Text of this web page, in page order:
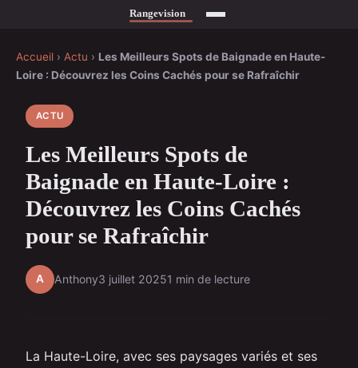
Accueil › Actu › Les Meilleurs Spots de Baignade en Haute-
Loire : Découvrez les Coins Cachés pour se Rafraîchir
ACTU
Les Meilleurs Spots de
Baignade en Haute-Loire :
Découvrez les Coins Cachés
pour se Rafraîchir
A Anthony3 juillet 20251 min de lecture
La Haute-Loire, avec ses paysages variés et ses